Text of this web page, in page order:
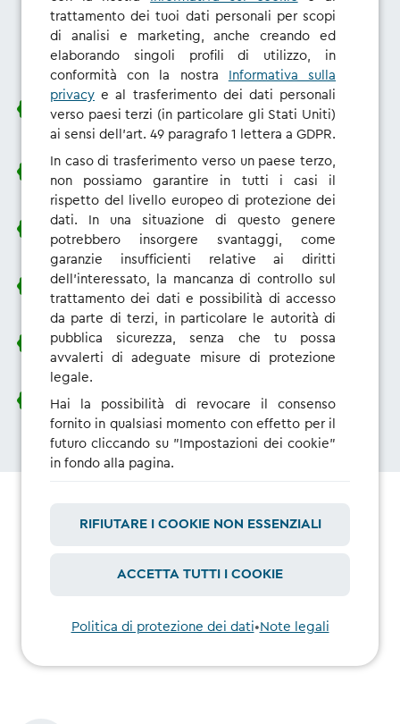
partecipare?
Collegati direttamente con i nostri team di sviluppo
dei prodotti
Sconti, coupon e carte regalo
Accesso anticipato alle funzionalità beta
La capacità di influenzare e migliorare i nostri prodotti
Dietro le quinte dello User Research Group
E, ovviamente, hai il diritto di vantarti!
svolgiamo?
trattamento dei tuoi dati personali per scopi
di analisi e marketing, anche creando ed
elaborando singoli profili di utilizzo, in
conformità con la nostra
Informativa sulla
privacy e al trasferimento dei dati personali
verso paesi terzi (in particolare gli Stati Uniti)
ai sensi dell'art. 49 paragrafo 1 lettera a GDPR.
In caso di trasferimento verso un paese terzo,
non possiamo garantire in tutti i casi il
rispetto del livello europeo di protezione dei
dati. In una situazione di questo genere
potrebbero insorgere svantaggi, come
garanzie insufficienti relative ai diritti
dell'interessato, la mancanza di controllo sul
trattamento dei dati e possibilità di accesso
da parte di terzi, in particolare le autorità di
pubblica sicurezza, senza che tu possa
avvalerti di adeguate misure di protezione
legale.
Hai la possibilità di revocare il consenso
fornito in qualsiasi momento con effetto per il
futuro cliccando su "Impostazioni dei cookie"
in fondo alla pagina.
RIFIUTARE I COOKIE NON ESSENZIALI
ACCETTA TUTTI I COOKIE
Politica di protezione dei dati• Note legali